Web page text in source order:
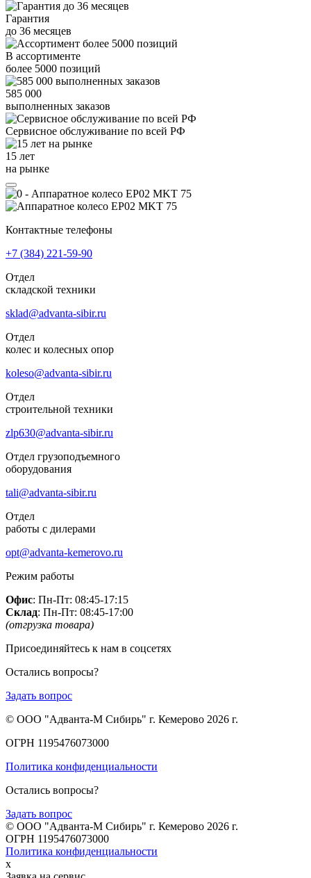
Гарантия
до 36 месяцев
В ассортименте
более 5000 позиций
585 000
выполненных заказов
Сервисное обслуживание по всей РФ
15 лет
на рынке
Контактные телефоны
+7 (384) 221-59-90
Отдел
складской техники
sklad@advanta-sibir.ru
Отдел
колес и колесных опор
koleso@advanta-sibir.ru
Отдел
строительной техники
zlp630@advanta-sibir.ru
Отдел грузоподъемного
оборудования
tali@advanta-sibir.ru
Отдел
работы с дилерами
opt@advanta-kemerovo.ru
Режим работы
Офис: Пн-Пт: 08:45-17:15
Склад: Пн-Пт: 08:45-17:00
(отгрузка товара)
Присоединяйтесь к нам в соцсетях
Остались вопросы?
Задать вопрос
© ООО "Адванта-М Сибирь" г. Кемерово 2026 г.
ОГРН 1195476073000
Политика конфиденциальности
Остались вопросы?
Задать вопрос
© ООО "Адванта-М Сибирь" г. Кемерово 2026 г.
ОГРН 1195476073000
Политика конфиденциальности
x